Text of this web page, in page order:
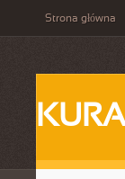
Strona główna
KURA